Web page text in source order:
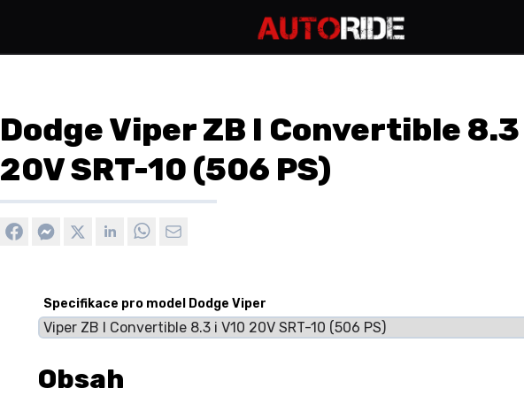
Dodge Viper ZB I Convertible 8.3
20V SRT-10 (506 PS)
Specifikace pro model Dodge Viper
Obsah